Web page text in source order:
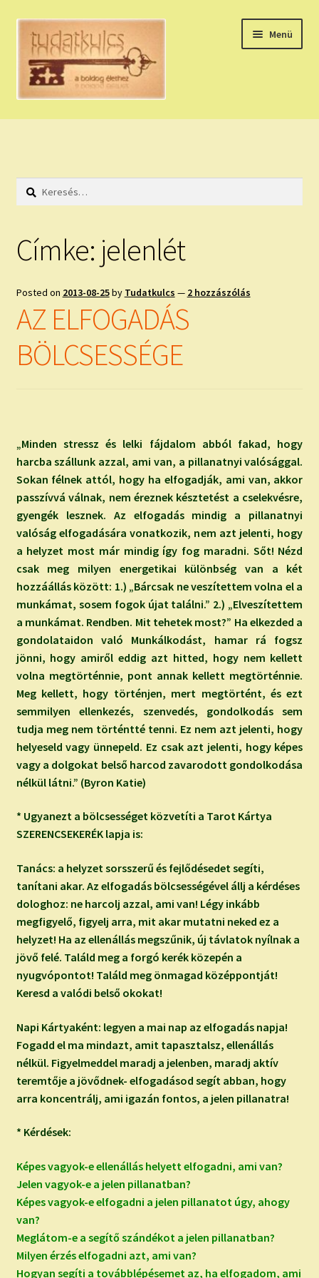
Ugrás
navigációhoz
Kilépés
tartalomba
Menü
HÚZZ EGY KÁRTYÁT!
HOLDNAPTÁR
NAPI ASZTROLÓGIA
KÉRJ EGY MEGERŐSÍTÉST!
ISMERJ MEG!
TAROT ELEMZÉS MEGRENDELÉSE LIMITÁLT!
AJÁNDÉKOKKAL!
Keresés:
Címke: jelenlét
Posted on 2013-08-25by Tudatkulcs — 2 hozzászólás
AZ ELFOGADÁS
BÖLCSESSÉGE
„Minden stressz és lelki fájdalom abból fakad, hogy
harcba szállunk azzal, ami van, a pillanatnyi valósággal.
Sokan félnek attól, hogy ha elfogadják, ami van, akkor
passzívvá válnak, nem éreznek késztetést a cselekvésre,
gyengék lesznek. Az elfogadás mindig a pillanatnyi
valóság elfogadására vonatkozik, nem azt jelenti, hogy
a helyzet most már mindig így fog maradni. Sőt! Nézd
csak meg milyen energetikai különbség van a két
hozzáállás között: 1.) „Bárcsak ne veszítettem volna el a
munkámat, sosem fogok újat találni.” 2.) „Elveszítettem
a munkámat. Rendben. Mit tehetek most?” Ha elkezded a
gondolataidon való Munkálkodást, hamar rá fogsz
jönni, hogy amiről eddig azt hitted, hogy nem kellett
volna megtörténnie, pont annak kellett megtörténnie.
Meg kellett, hogy történjen, mert megtörtént, és ezt
semmilyen ellenkezés, szenvedés, gondolkodás sem
tudja meg nem történtté tenni. Ez nem azt jelenti, hogy
helyeseld vagy ünnepeld. Ez csak azt jelenti, hogy képes
vagy a dolgokat belső harcod zavarodott gondolkodása
nélkül látni.” (Byron Katie)
* Ugyanezt a bölcsességet közvetíti a Tarot Kártya
SZERENCSEKERÉK lapja is:
Tanács: a helyzet sorsszerű és fejlődésedet segíti,
tanítani akar. Az elfogadás bölcsességével állj a kérdéses
dologhoz: ne harcolj azzal, ami van! Légy inkább
megfigyelő, figyelj arra, mit akar mutatni neked ez a
helyzet! Ha az ellenállás megszűnik, új távlatok nyílnak a
jövő felé. Találd meg a forgó kerék közepén a
nyugvópontot! Találd meg önmagad középpontját!
Keresd a valódi belső okokat!
Napi Kártyaként: legyen a mai nap az elfogadás napja!
Fogadd el ma mindazt, amit tapasztalsz, ellenállás
nélkül. Figyelmeddel maradj a jelenben, maradj aktív
teremtője a jövődnek- elfogadásod segít abban, hogy
arra koncentrálj, ami igazán fontos, a jelen pillanatra!
* Kérdések:
Képes vagyok-e ellenállás helyett elfogadni, ami van?
Jelen vagyok-e a jelen pillanatban?
Képes vagyok-e elfogadni a jelen pillanatot úgy, ahogy
van?
Meglátom-e a segítő szándékot a jelen pillanatban?
Milyen érzés elfogadni azt, ami van?
Hogyan segíti a továbblépésemet az, ha elfogadom, ami